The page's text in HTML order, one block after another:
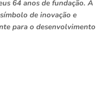
64 anos de fundação. A
de inovação e
para o desenvolvimento